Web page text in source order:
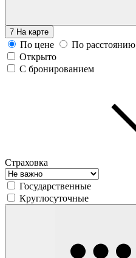
7 На карте
По цене
По расстоянию
Открыто
С бронированием
Страховка
Государственные
Круглосуточные